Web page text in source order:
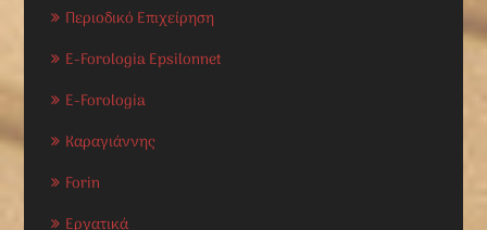
Περιοδικό Επιχείρηση
E-Forologia Epsilonnet
E-Forologia
Καραγιάννης
Forin